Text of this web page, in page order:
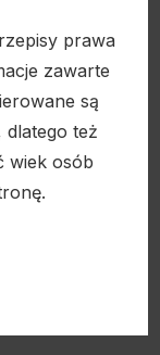
prawa
zawarte
są
dlatego też
wiek osób
40% 0.75L